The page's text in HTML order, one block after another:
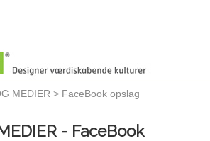
MEDIER > FaceBook opslag
- FaceBook